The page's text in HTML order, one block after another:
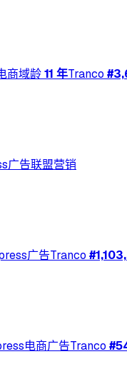
商域龄11 年Tranco #
广告联盟营销
广告Tranco #
电商广告Tranco #